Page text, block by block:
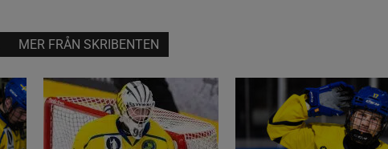
MER FRÅN SKRIBENTEN